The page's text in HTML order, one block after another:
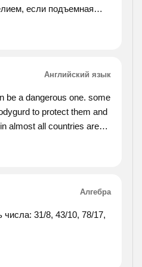
если подъемная
Английский язык
be a dangerous one. some
to protect them and
almost all countries are
without secret service
are prepared to risk
clients. some
vests. bodyguards
usually stay with their
Алгебра
31/8, 43/10, 78/17,